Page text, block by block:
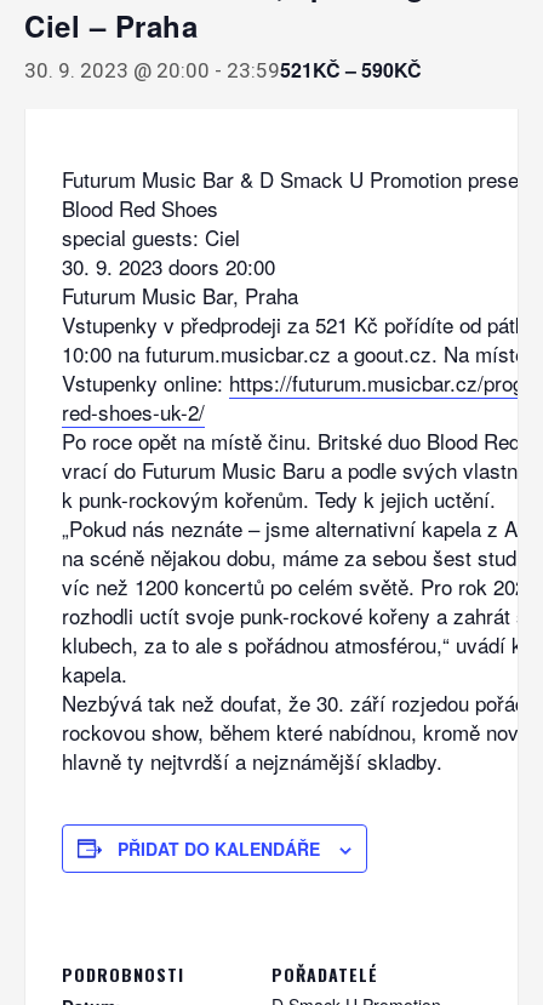
Ciel – Praha
30. 9. 2023 @ 20:00 - 23:59521KČ – 590KČ
Futurum Music Bar & D Smack U Promotion present
Blood Red Shoes
special guests: Ciel
30. 9. 2023 doors 20:00
Futurum Music Bar, Praha
Vstupenky v předprodeji za 521 Kč pořídíte od pátku
10:00 na futurum.musicbar.cz a goout.cz. Na místě
Vstupenky online: https://futurum.musicbar.cz/
red-shoes-uk-2/
Po roce opět na místě činu. Britské duo Blood Red
vrací do Futurum Music Baru a podle svých
k punk-rockovým kořenům. Tedy k jejich uctění.
„Pokud nás neznáte – jsme alternativní kapela z
na scéně nějakou dobu, máme za sebou šest
víc než 1200 koncertů po celém světě. Pro rok
rozhodli uctít svoje punk-rockové kořeny a zahrát si
klubech, za to ale s pořádnou atmosférou,“ uvádí k
kapela.
Nezbývá tak než doufat, že 30. září rozjedou
rockovou show, během které nabídnou, kromě
hlavně ty nejtvrdší a nejznámější skladby.
PŘIDAT DO KALENDÁŘE
PODROBNOSTI POŘADATELÉ